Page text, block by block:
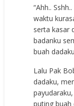
“Ahh..
waktu
serta kasar
badanku
buah
Lalu Pak
dadaku,
puting buah